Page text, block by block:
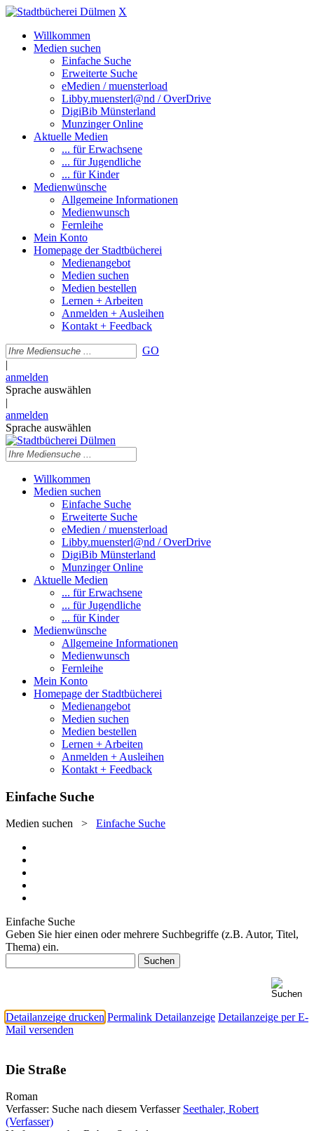
X
Willkommen
Medien suchen
Einfache Suche
Erweiterte Suche
eMedien / muensterload
Libby.muensterl@nd / OverDrive
DigiBib Münsterland
Munzinger Online
Aktuelle Medien
... für Erwachsene
... für Jugendliche
... für Kinder
Medienwünsche
Allgemeine Informationen
Medienwunsch
Fernleihe
Mein Konto
Homepage der Stadtbücherei
Medienangebot
Medien suchen
Medien bestellen
Lernen + Arbeiten
Anmelden + Ausleihen
Kontakt + Feedback
GO
|
anmelden
Sprache auswählen
|
anmelden
Sprache auswählen
Willkommen
Medien suchen
Einfache Suche
Erweiterte Suche
eMedien / muensterload
Libby.muensterl@nd / OverDrive
DigiBib Münsterland
Munzinger Online
Aktuelle Medien
... für Erwachsene
... für Jugendliche
... für Kinder
Medienwünsche
Allgemeine Informationen
Medienwunsch
Fernleihe
Mein Konto
Homepage der Stadtbücherei
Medienangebot
Medien suchen
Medien bestellen
Lernen + Arbeiten
Anmelden + Ausleihen
Kontakt + Feedback
Einfache Suche
Medien suchen > Einfache Suche
Einfache Suche
Geben Sie hier einen oder mehrere Suchbegriffe (z.B. Autor, Titel,
Thema) ein.
Detailanzeige drucken Permalink Detailanzeige Detailanzeige per E-
Mail versenden
Die Straße
Roman
Verfasser: Suche nach diesem Verfasser Seethaler, Robert
(Verfasser)